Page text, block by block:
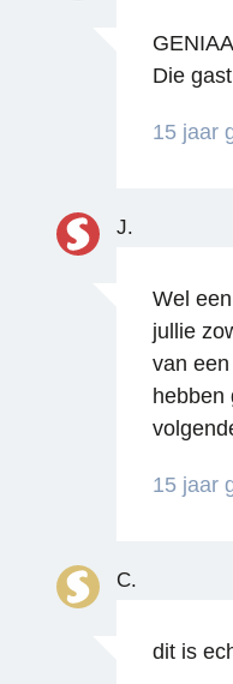
Die
15 jaar
J.
Wel
jullie
van
hebben
15 jaar
C.
dit is